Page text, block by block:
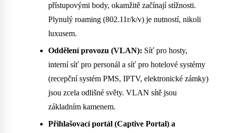
přístupovými body, okamžitě začínají stížnosti.
Plynulý roaming (802.11r/k/v) je nutností, nikoli
luxusem.
Oddělení provozu (VLAN): Síť pro hosty,
interní síť pro personál a síť pro hotelové systémy
(recepční systém PMS, IPTV, elektronické zámky)
jsou zcela odlišné světy. VLAN sítě jsou
základním kamenem.
Přihlašovací portál (Captive Portal) a